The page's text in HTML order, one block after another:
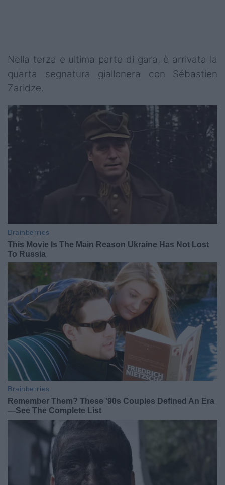
Nella terza e ultima parte di gara, è arrivata la
quarta segnatura giallonera con Sébastien
Zaridze.